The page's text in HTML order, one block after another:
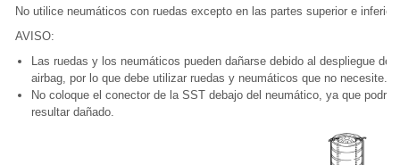
No utilice neumáticos con ruedas excepto en las partes superior e inferior.
AVISO:
Las ruedas y los neumáticos pueden dañarse debido al despliegue del
airbag, por lo que debe utilizar ruedas y neumáticos que no necesite.
No coloque el conector de la SST debajo del neumático, ya que podría
resultar dañado.